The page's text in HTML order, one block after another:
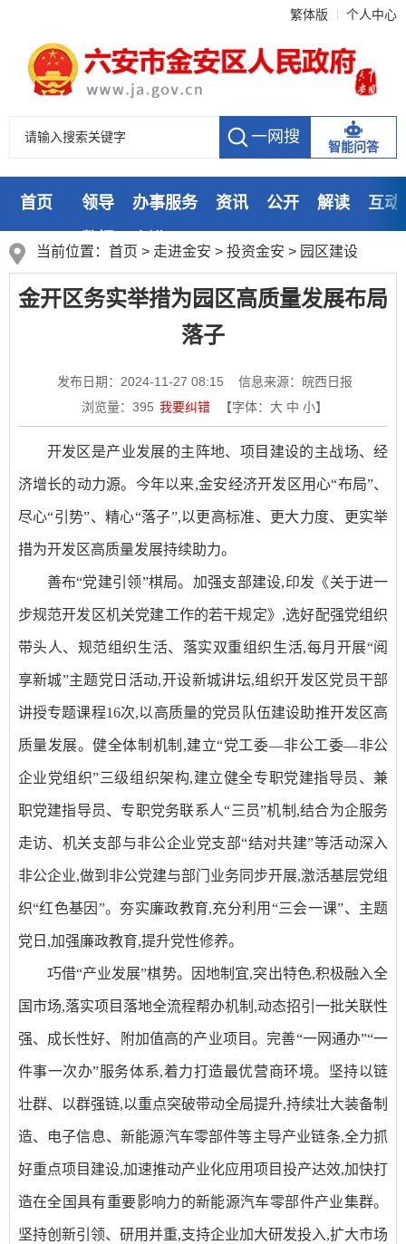
繁体版 个人中心
智能问答
首页 领导 办事服务 资讯 公开 解读
互动
当前位置： 首页 > 走进金安 > 投资金安 > 园区建设
金开区务实举措为园区高质量发展布局
落子
发布日期：2024-11-27 08:15
信息来源：皖西日报
浏览量： 395 我要纠错 【字体： 大 中 小】
开发区是产业发展的主阵地、项目建设的主战场、经
济增长的动力源。今年以来,金安经济开发区用心“布局”、
尽心“引势”、精心“落子”,以更高标准、更大力度、更实举
措为开发区高质量发展持续助力。
善布“党建引领”棋局。加强支部建设,印发《关于进一
步规范开发区机关党建工作的若干规定》,选好配强党组织
带头人、规范组织生活、落实双重组织生活,每月开展“阅
享新城”主题党日活动,开设新城讲坛,组织开发区党员干部
讲授专题课程16次,以高质量的党员队伍建设助推开发区高
质量发展。健全体制机制,建立“党工委—非公工委—非公
企业党组织”三级组织架构,建立健全专职党建指导员、兼
职党建指导员、专职党务联系人“三员”机制,结合为企服务
走访、机关支部与非公企业党支部“结对共建”等活动深入
非公企业,做到非公党建与部门业务同步开展,激活基层党组
织“红色基因”。夯实廉政教育,充分利用“三会一课”、主题
党日,加强廉政教育,提升党性修养。
巧借“产业发展”棋势。因地制宜,突出特色,积极融入全
国市场,落实项目落地全流程帮办机制,动态招引一批关联性
强、成长性好、附加值高的产业项目。完善“一网通办”“一
件事一次办”服务体系,着力打造最优营商环境。坚持以链
壮群、以群强链,以重点突破带动全局提升,持续壮大装备制
造、电子信息、新能源汽车零部件等主导产业链条,全力抓
好重点项目建设,加速推动产业化应用项目投产达效,加快打
造在全国具有重要影响力的新能源汽车零部件产业集群。
坚持创新引领、研用并重,支持企业加大研发投入,扩大市场